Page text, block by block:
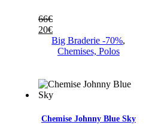
66€
20€
Big Braderie -70%,
Chemises, Polos
Chemise Johnny Blue Sky